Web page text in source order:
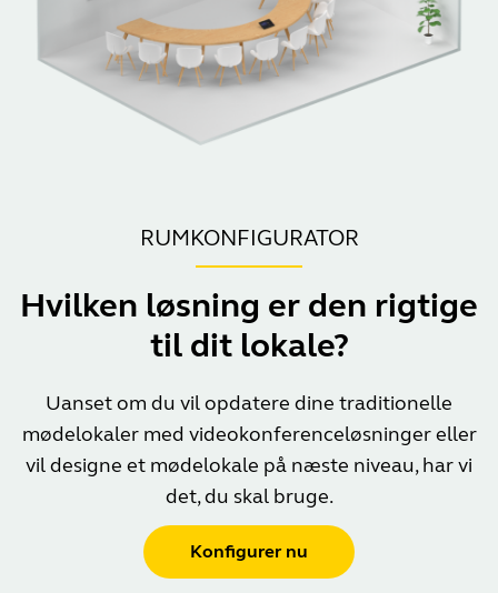
RUMKONFIGURATOR
Hvilken løsning er den rigtige
til dit lokale?
Uanset om du vil opdatere dine traditionelle
mødelokaler med videokonferenceløsninger eller
vil designe et mødelokale på næste niveau, har vi
det, du skal bruge.
Konfigurer nu